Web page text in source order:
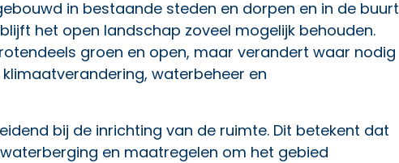
in bestaande steden en dorpen en in de buurt
het open landschap zoveel mogelijk behouden.
groen en open, maar verandert waar nodig
waterbeheer en
bij de inrichting van de ruimte. Dit betekent dat
en maatregelen om het gebied